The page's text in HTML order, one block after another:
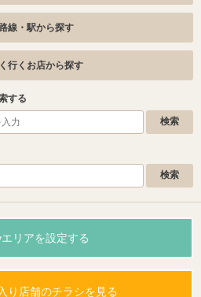
路線・駅から探す
行くお店から探す
する
リアを設定する
り店舗のチラシを見る